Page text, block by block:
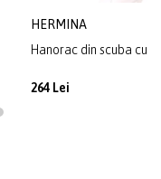
HERMINA
Hanorac din scuba cu
264 Lei